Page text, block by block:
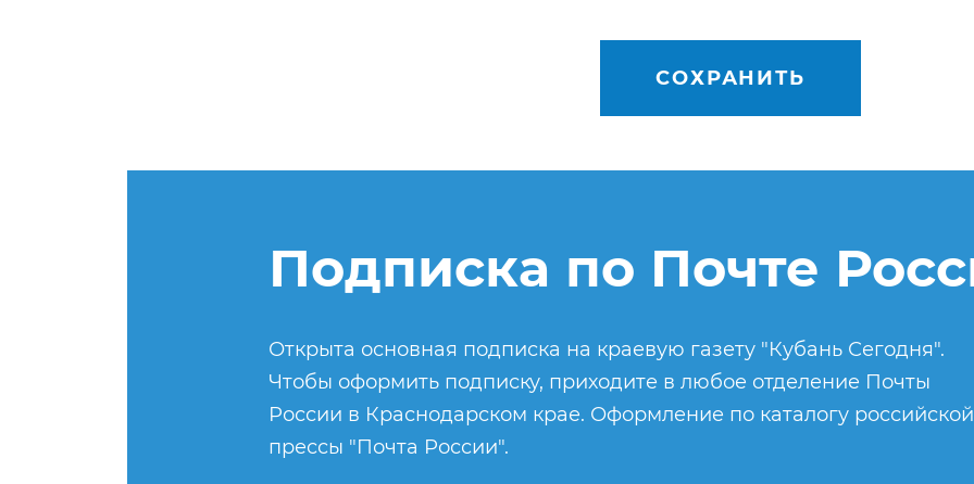
СОХРАНИТЬ
Подписка по Почте
Открыта основная подписка на краевую газету "Кубань Сегодня".
Чтобы оформить подписку, приходите в любое отделение Почты
России в Краснодарском крае. Оформление по каталогу российской
прессы "Почта России".